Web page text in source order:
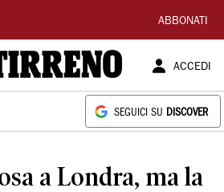
ABBONATI
ACCEDI
SEGUICI SU DISCOVER
a Londra, ma la